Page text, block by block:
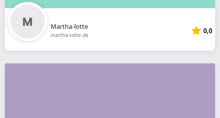
Martha-lotte
martha-lotte.de 0,0